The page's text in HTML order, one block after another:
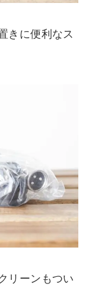
きに便利なス
リーンもつい